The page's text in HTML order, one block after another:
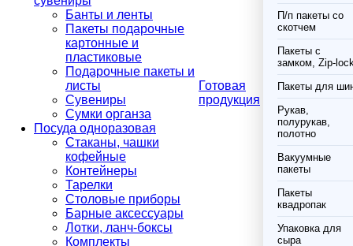
Банты и ленты
Пакеты подарочные
картонные и
пластиковые
Подарочные пакеты и
листы
Сувениры
Сумки органза
Посуда одноразовая
Стаканы, чашки
кофейные
Контейнеры
Тарелки
Столовые приборы
Барные аксессуары
Лотки, ланч-боксы
Комплекты
Готовая
продукция
П/п пакеты со
скотчем
Пакеты с
замком, Zip-
Пакеты для
Рукав,
полурукав,
полотно
Вакуумные
пакеты
Пакеты
квадропак
Упаковка для
сыра